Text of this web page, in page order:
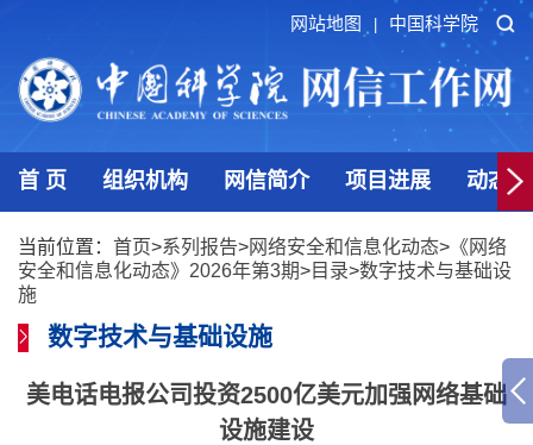
网站地图 中国科学院
首 页 组织机构 网信简介 项目进展 动态
当前位置： 首页>系列报告>网络安全和信息化动态> 《网络
安全和信息化动态》2026年第3期>目录>数字技术与基础设
施
数字技术与基础设施
美电话电报公司投资2500亿美元加强网络基础
设施建设